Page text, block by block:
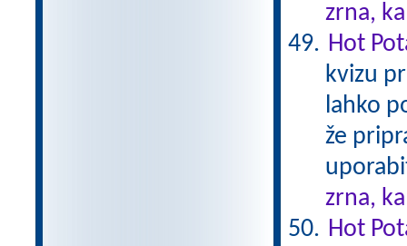
zrna,
Hot
kvizu
lahko
že
zrna,
Hot